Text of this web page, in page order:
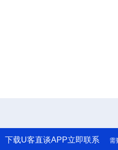
下载U客直谈APP立即联系 需